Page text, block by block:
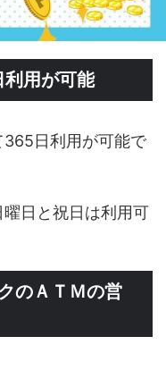
利用が可能
365日利用が可能で
日と祝日は利用可
のＡＴＭの営